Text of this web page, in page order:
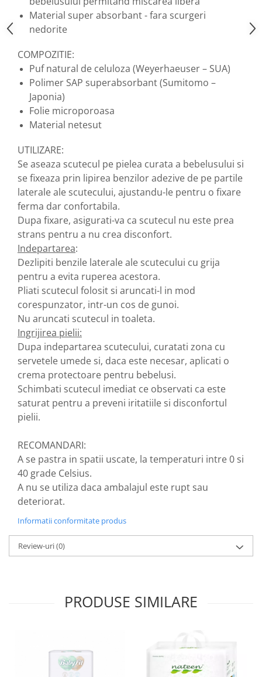
Romvac - Imunoinstant (20
produse)
Silc - Laurella (5produse)
Splash (10 produse)
Sunvita Group (2 produse)
The Bramton Company - Simple
Solution & Out! (8 produse)
Vaco Retail sp.zo.o (3 produse)
Van Vliet The Candy Company BV
(8 produse)
Vet's Best (8 produse)
Vivil A. Muller GmbH & Co.Kg (22
produse)
Yuup! - Cosmetica Veneta (17
produse)
Zuluff Diapers (70 produse)
Material super absorbant - fara scurgeri
nedorite
COMPOZITIE:
Puf natural de celuloza (Weyerhaeuser – SUA)
Polimer SAP superabsorbant (Sumitomo –
Japonia)
Folie microporoasa
Material netesut
UTILIZARE:
Se aseaza scutecul pe pielea curata a bebelusului si
se fixeaza prin lipirea benzilor adezive de pe partile
laterale ale scutecului, ajustandu-le pentru o fixare
ferma dar confortabila.
Dupa fixare, asigurati-va ca scutecul nu este prea
strans pentru a nu crea disconfort.
Indepartarea:
Dezlipiti benzile laterale ale scutecului cu grija
pentru a evita ruperea acestora.
Pliati scutecul folosit si aruncati-l in mod
corespunzator, intr-un cos de gunoi.
Nu aruncati scutecul in toaleta.
Ingrijirea pielii:
Dupa indepartarea scutecului, curatati zona cu
servetele umede si, daca este necesar, aplicati o
crema protectoare pentru bebelusi.
Schimbati scutecul imediat ce observati ca este
saturat pentru a preveni iritatiile si disconfortul
pielii.
RECOMANDARI:
A se pastra in spatii uscate, la temperaturi intre 0 si
40 grade Celsius.
A nu se utiliza daca ambalajul este rupt sau
deteriorat.
Informatii conformitate produs
Review-uri(0)
PRODUSE SIMILARE